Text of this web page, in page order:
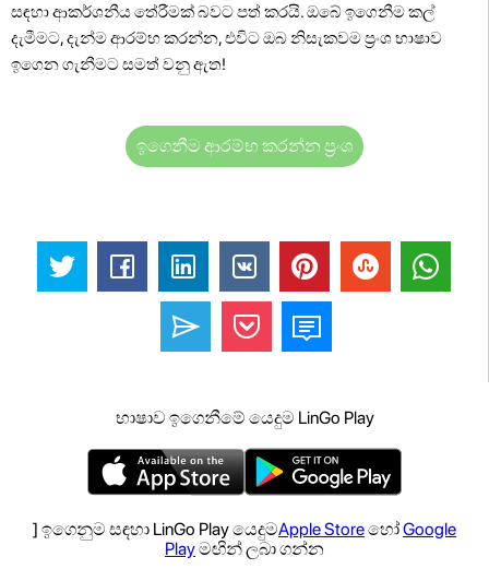
සඳහා ආකර්ශනීය තේරීමක් බවට පත් කරයි. ඔබේ ඉගෙනීම කල්
දැමීමට, දැන්ම ආරම්භ කරන්න, එවිට ඔබ නිසැකවම ප්‍රංශ භාෂාව
ඉගෙන ගැනීමට සමත් වනු ඇත!
ඉගෙනීම ආරම්භ කරන්න ප්‍රංශ
භාෂාව ඉගෙනීමේ යෙදුම LinGo Play
] ඉගෙනුම සඳහා LinGo Play යෙදුමApple StoreහෝGoogle
Playමඟින් ලබා ගන්න